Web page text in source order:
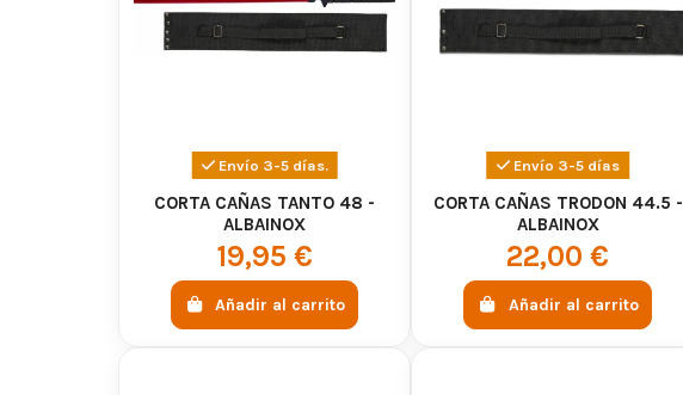
Envío 3-5 días.
CORTA CAÑAS TANTO 48 -
ALBAINOX
19,95 €
Añadir al carrito
Envío 3-5 días
CORTA CAÑAS TRODON 44.5 -
ALBAINOX
22,00 €
Añadir al carrito